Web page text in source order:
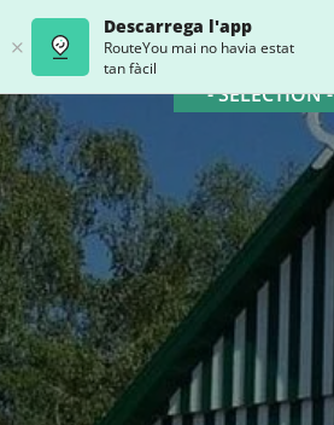
Descarrega l'app
RouteYou mai no havia estat
tan fàcil
- SELECTION -